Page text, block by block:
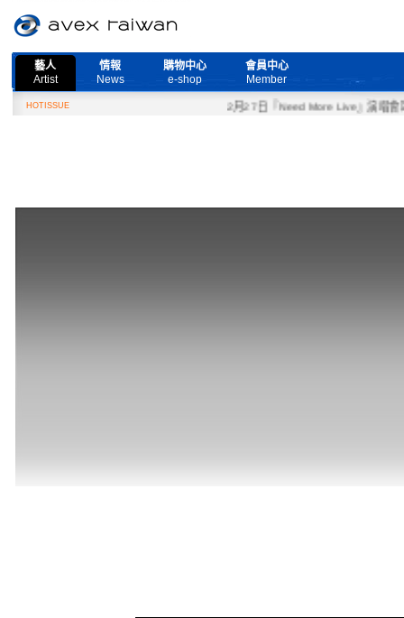
藝人
Artist
情報
News
購物中心
e-shop
會員中心
Member
HOTISSUE 2月27日『Need More Live』演唱會取